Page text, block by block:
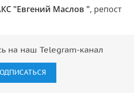
"Евгений Маслов ", репост
на наш Telegram-канал